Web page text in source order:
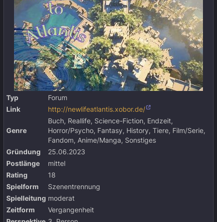
Typ
Forum
Link
http://newlifeatlantis.xobor.de/
Genre
Buch, Reallife, Science-Fiction, Endzeit,
Horror/Psycho, Fantasy, History, Tiere, Film/Serie,
Fandom, Anime/Manga, Sonstiges
Gründung
25.06.2023
Postlänge
mittel
Rating
18
Spielform
Szenentrennung
Spielleitung moderat
Zeitform
Vergangenheit